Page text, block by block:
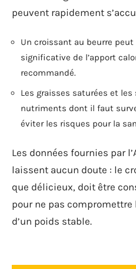
peuvent rapidement
Un croissant au beurre
significative de l’apport
recommandé.
Les graisses saturées et
nutriments dont il faut
éviter les risques pour la
Les données fournies par
laissent aucun doute : le
que délicieux, doit être
pour ne pas
d’un poids stable.